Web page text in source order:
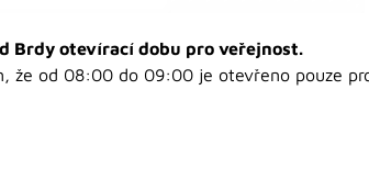
Brdy otevírací dobu pro veřejnost.
že od 08:00 do 09:00 je otevřeno pouze